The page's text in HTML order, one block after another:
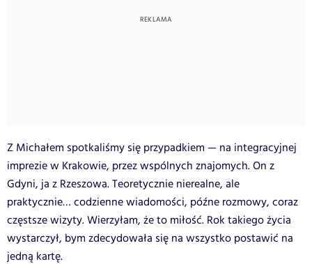
Z Michałem spotkaliśmy się przypadkiem — na integracyjnej
imprezie w Krakowie, przez wspólnych znajomych. On z
Gdyni, ja z Rzeszowa. Teoretycznie nierealne, ale
praktycznie… codzienne wiadomości, późne rozmowy, coraz
częstsze wizyty. Wierzyłam, że to miłość. Rok takiego życia
wystarczył, bym zdecydowała się na wszystko postawić na
jedną kartę.